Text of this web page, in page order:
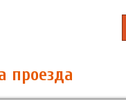
проезда